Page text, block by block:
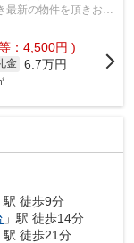
最新の物件を頂きお客
：4,500円 )
金 6.7万円
駅 徒歩9分
」駅 徒歩14分
駅 徒歩21分